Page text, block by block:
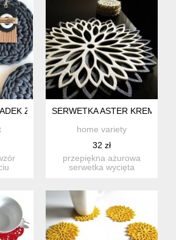
ZE SZNURKA 5 SZT.+ 1 GRATIS
SERWETKA ASTER
home variety
32 zł
przepiękna ażurowa
serwetka wycięta